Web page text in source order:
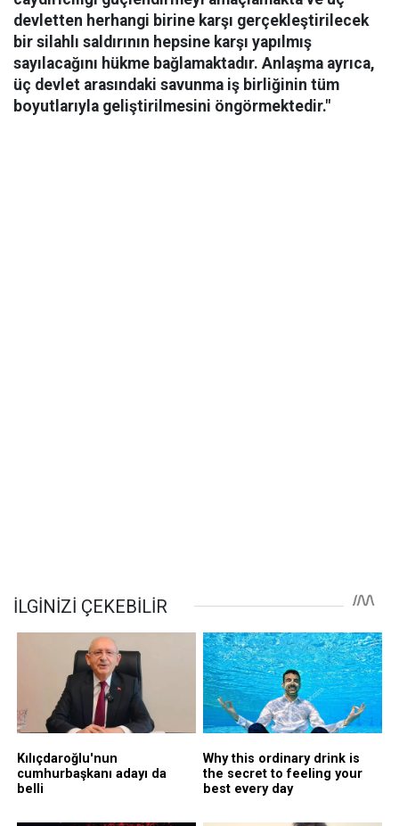
devletten herhangi birine karşı gerçekleştirilecek
bir silahlı saldırının hepsine karşı yapılmış
sayılacağını hükme bağlamaktadır. Anlaşma ayrıca,
üç devlet arasındaki savunma iş birliğinin tüm
boyutlarıyla geliştirilmesini öngörmektedir."